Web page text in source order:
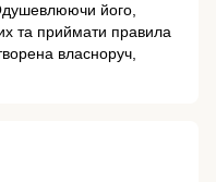
його,
та приймати правила
власноруч,